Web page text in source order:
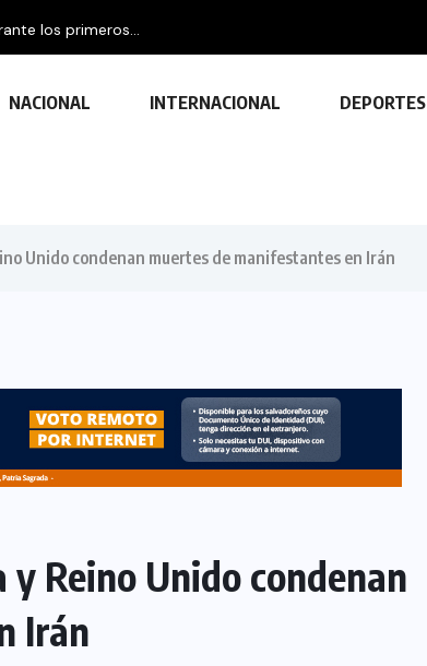
los primeros...
NACIONAL INTERNACIONAL DEPORTES
Unido condenan muertes de manifestantes en Irán
Reino Unido condenan
Irán
23 FEBRERO, 2024